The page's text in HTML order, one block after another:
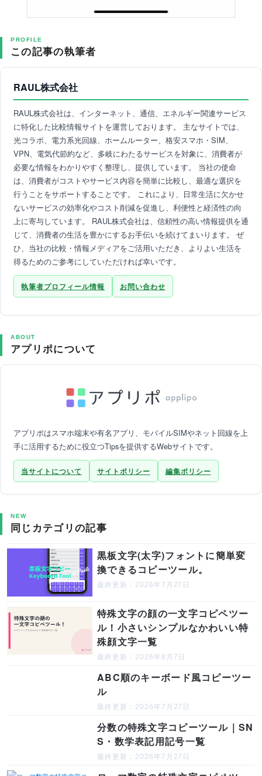
PROFILE
この記事の執筆者
RAUL株式会社
RAUL株式会社は、インターネット、通信、エネルギー関連サービス
に特化した比較情報サイトを運営しております。 主なサイトでは、
光コラボ、電力系光回線、ホームルーター、格安スマホ・SIM、
VPN、電気代節約など、多岐にわたるサービスを対象に、消費者が
必要な情報をわかりやすく整理し、提供しています。 当社の使命
は、消費者がコストやサービス内容を簡単に比較し、最適な選択を
行うことをサポートすることです。 これにより、日常生活に欠かせ
ないサービスの効率化やコスト削減を促進し、利便性と経済性の向
上に寄与しています。 RAUL株式会社は、信頼性の高い情報提供を通
じて、消費者の生活を豊かにするお手伝いを続けてまいります。 ぜ
ひ、当社の比較・情報メディアをご活用いただき、よりよい生活を
得るためのご参考にしていただければ幸いです。
執筆者プロフィール情報 お問い合わせ
ABOUT
アプリポについて
アプリポはスマホ端末や有名アプリ、モバイルSIMやネット回線を上
手に活用するために役立つTipsを提供するWebサイトです。
当サイトについて サイトポリシー 編集ポリシー
NEW
同じカテゴリの記事
黒板文字(太字)フォントに簡単変
換できるコピーツール。
最終更新：2026年7月27日
特殊文字の顔の一文字コピペツー
ル！小さいシンプルなかわいい特
殊顔文字一覧
最終更新：2026年8月7日
ABC順のキーボード風コピーツー
ル
最終更新：2026年7月27日
分数の特殊文字コピーツール｜SN
S・数学表記用記号一覧
最終更新：2026年7月27日